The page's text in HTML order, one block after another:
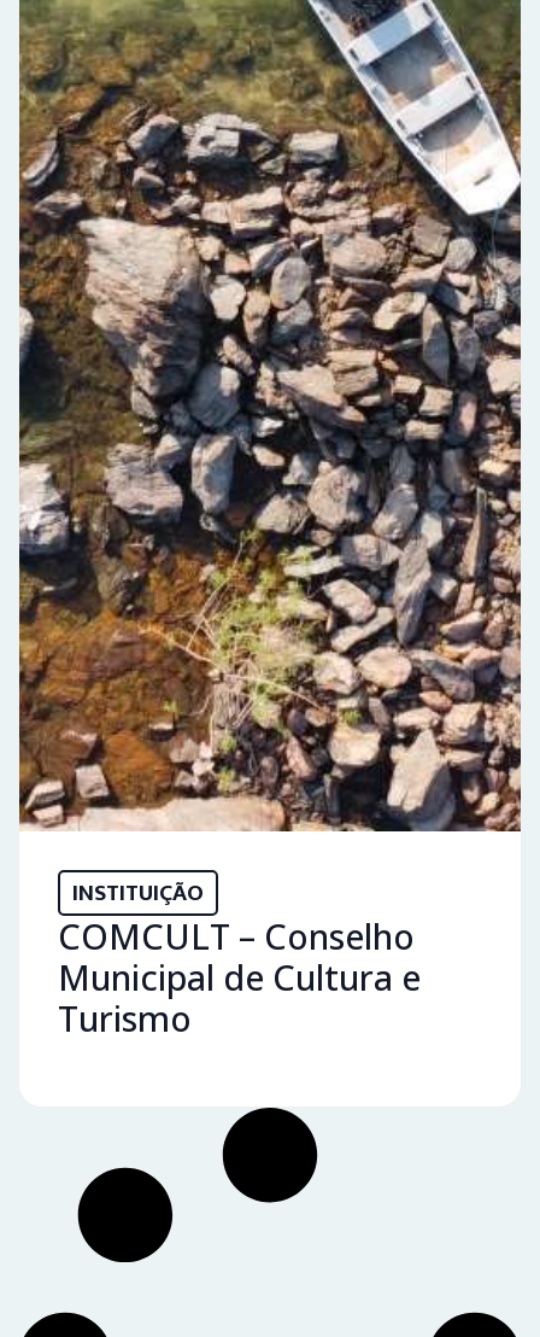
INSTITUIÇÃO
COMCULT – Conselho
Municipal de Cultura e
Turismo